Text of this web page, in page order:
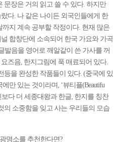
문장은 거의 읽고 쓸 수 있다. 하지만
다. 나 같은 나이든 외국인들에게 한
지 계속 공부할 작정이다. 현재 많은
합창단에 소속되어 한국 가요와 가곡
발음을 영어로 깨알같이 쓴 가사를 꺼
즈음, 한지그림에 푹 매료되어 있다.
등을 완성한 작품들이 있다. (중국에 있
만 있는 것이라며, ‘뷰티플(Beautifu
다 더 세종대왕과 한글, 한지를 칭찬
의 소중함을 잊고 사는 우리들의 모습
명소를 추천한다면?